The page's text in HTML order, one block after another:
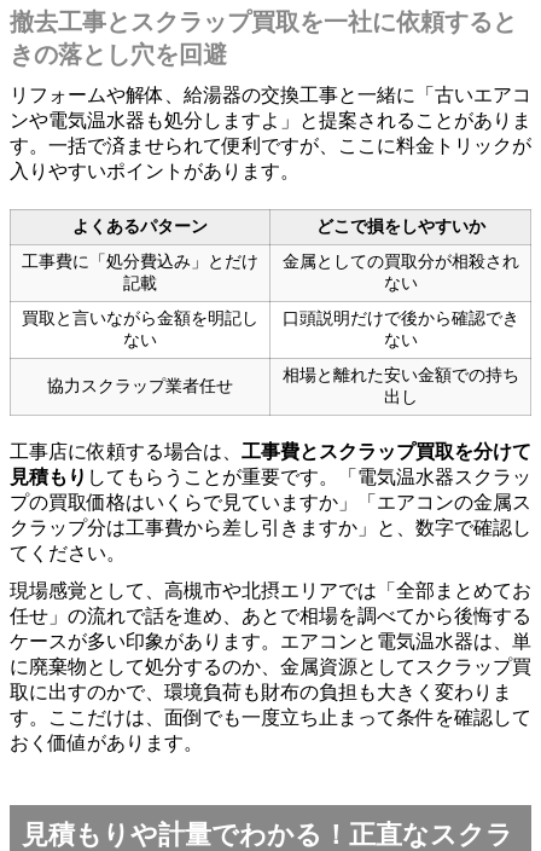
撤去工事とスクラップ買取を一社に依頼すると
きの落とし穴を回避
リフォームや解体、給湯器の交換工事と一緒に「古いエアコ
ンや電気温水器も処分しますよ」と提案されることがありま
す。一括で済ませられて便利ですが、ここに料金トリックが
入りやすいポイントがあります。
よくあるパターン
どこで損をしやすいか
工事費に「処分費込み」とだけ
記載
金属としての買取分が相殺され
ない
買取と言いながら金額を明記し
ない
口頭説明だけで後から確認でき
ない
協力スクラップ業者任せ
相場と離れた安い金額での持ち
出し
工事店に依頼する場合は、 工事費とスクラップ買取を分けて
見積もり してもらうことが重要です。「電気温水器スクラッ
プの買取価格はいくらで見ていますか」「エアコンの金属ス
クラップ分は工事費から差し引きますか」と、数字で確認し
てください。
現場感覚として、高槻市や北摂エリアでは「全部まとめてお
任せ」の流れで話を進め、あとで相場を調べてから後悔する
ケースが多い印象があります。エアコンと電気温水器は、単
に廃棄物として処分するのか、金属資源としてスクラップ買
取に出すのかで、環境負荷も財布の負担も大きく変わりま
す。ここだけは、面倒でも一度立ち止まって条件を確認して
おく価値があります。
見積もりや計量でわかる！正直なスクラ